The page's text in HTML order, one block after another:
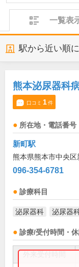
一覧表
駅から近い順
熊本泌尿器科
口コミ 1件
所在地・電話番号
新町駅
熊本県熊本市中央
096-354-6781
診療科目
泌尿器科 泌尿器
診療/受付時間・休